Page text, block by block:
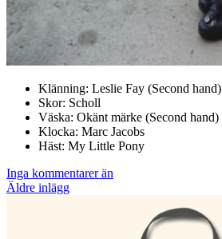
Klänning: Leslie Fay (Second hand)
Skor: Scholl
Väska: Okänt märke (Second hand)
Klocka: Marc Jacobs
Häst: My Little Pony
Inga kommentarer än
Inläggsnavigering
Äldre inlägg